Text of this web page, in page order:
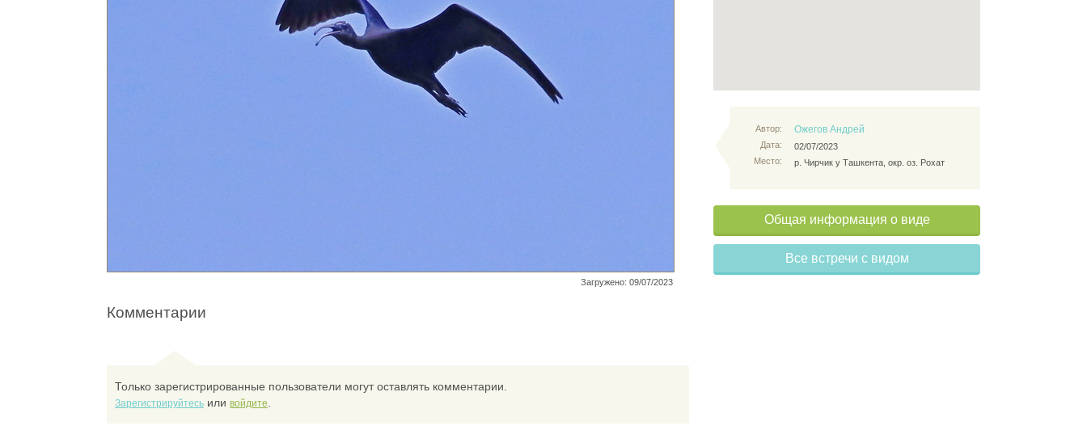
Загружено: 09/07/2023
Автор:
Дата:
Место:
Ожегов Андрей
02/07/2023
р. Чирчик у Ташкента, окр. оз. Рохат
Общая информация о виде
Все встречи с видом
Комментарии
Только зарегистрированные пользователи могут оставлять комментарии.
Зарегистрируйтесь или войдите